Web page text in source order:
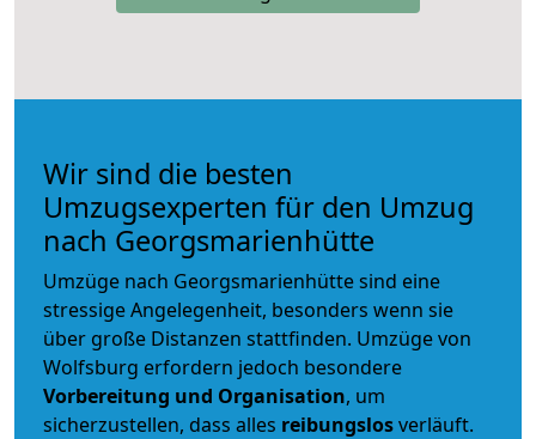
Wir sind die besten
Umzugsexperten für den Umzug
nach Georgsmarienhütte
Umzüge nach Georgsmarienhütte sind eine
stressige Angelegenheit, besonders wenn sie
über große Distanzen stattfinden. Umzüge von
Wolfsburg erfordern jedoch besondere
Vorbereitung und Organisation, um
sicherzustellen, dass alles reibungslosverläuft.